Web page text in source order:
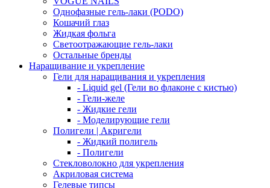
Однофазные гель-лаки (PODO)
Кошачий глаз
Жидкая фольга
Светоотражающие гель-лаки
Остальные бренды
Наращивание и укрепление
Гели для наращивания и укрепления
- Liquid gel (Гели во флаконе с кистью)
- Гели-желе
- Жидкие гели
- Моделирующие гели
Полигели | Акригели
- Жидкий полигель
- Полигели
Стекловолокно для укрепления
Акриловая система
Гелевые типсы